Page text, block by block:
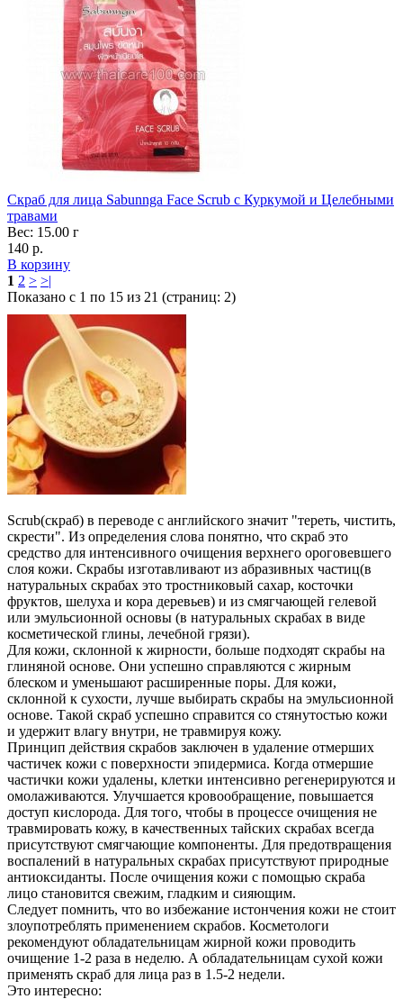
Скраб для лица Sabunnga Face Scrub с Куркумой и Целебными
травами
Вес: 15.00 г
140 р.
В корзину
1 2 > >|
Показано с 1 по 15 из 21 (страниц: 2)
Scrub(скраб) в переводе с английского значит "тереть, чистить,
скрести". Из определения слова понятно, что скраб это
средство для интенсивного очищения верхнего ороговевшего
слоя кожи. Скрабы изготавливают из абразивных частиц(в
натуральных скрабах это тростниковый сахар, косточки
фруктов, шелуха и кора деревьев) и из смягчающей гелевой
или эмульсионной основы (в натуральных скрабах в виде
косметической глины, лечебной грязи).
Для кожи, склонной к жирности, больше подходят скрабы на
глиняной основе. Они успешно справляются с жирным
блеском и уменьшают расширенные поры. Для кожи,
склонной к сухости, лучше выбирать скрабы на эмульсионной
основе. Такой скраб успешно справится со стянутостью кожи
и удержит влагу внутри, не травмируя кожу.
Принцип действия скрабов заключен в удаление отмерших
частичек кожи с поверхности эпидермиса. Когда отмершие
частички кожи удалены, клетки интенсивно регенерируются и
омолаживаются. Улучшается кровообращение, повышается
доступ кислорода. Для того, чтобы в процессе очищения не
травмировать кожу, в качественных тайских скрабах всегда
присутствуют смягчающие компоненты. Для предотвращения
воспалений в натуральных скрабах присутствуют природные
антиоксиданты. После очищения кожи с помощью скраба
лицо становится свежим, гладким и сияющим.
Следует помнить, что во избежание истончения кожи не стоит
злоупотреблять применением скрабов. Косметологи
рекомендуют обладательницам жирной кожи проводить
очищение 1-2 раза в неделю. А обладательницам сухой кожи
применять скраб для лица раз в 1.5-2 недели.
Это интересно: